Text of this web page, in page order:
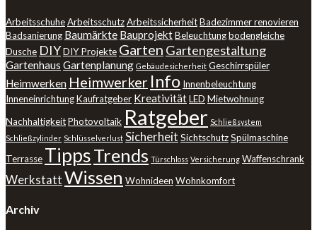
ArbeitsschuheArbeitsschutzArbeitssicherheitBadezimmer renovieren
Badsanierung Baumärkte BauprojektBeleuchtungbodengleiche
Dusche DIYDIY Projekte Garten Gartengestaltung
Gartenhaus Gartenplanung Gebäudesicherheit Geschirrspüler
Heimwerken Heimwerker Info Innenbeleuchtung
InneneinrichtungKaufratgeber KreativitätLED Mietwohnung
NachhaltigkeitPhotovoltaik Ratgeber Schließsystem
Schließzylinder Schlüsselverlust Sicherheit SichtschutzSpülmaschine
Terrasse TippsTrends Türschloss Versicherung Waffenschrank
WerkstattWissen Wohnideen Wohnkomfort
Archiv